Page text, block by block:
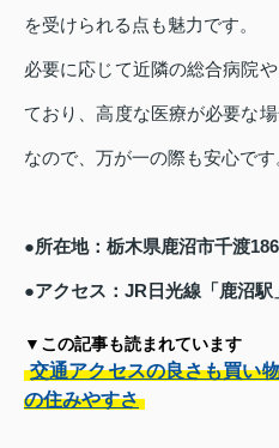
を受けられる点も魅力です。
必要に応じて近隣の総合病院
ており、高度な医療が必要な
なので、万が一の際も安心です
●所在地：栃木県鹿沼市千渡
●アクセス：JR日光線「鹿沼駅
▼この記事も読まれています
交通アクセスの良さも買い
の住みやすさ